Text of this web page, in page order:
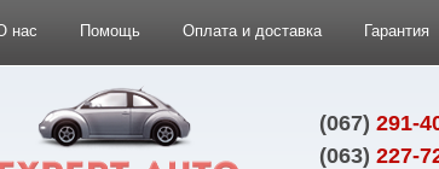
нас Помощь Оплата и доставка Гарантия
(067) 291-
(063) 227-